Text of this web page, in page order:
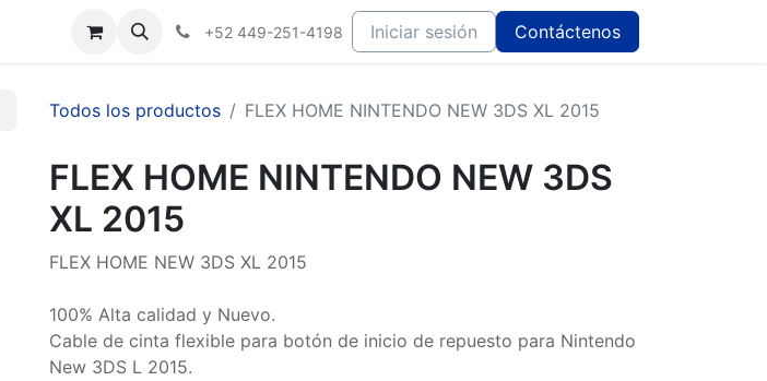
+52 449-251-4198 Iniciar sesión Contáctenos
Todos los productos FLEX HOME NINTENDO NEW 3DS XL 2015
FLEX HOME NINTENDO NEW 3DS
XL 2015
FLEX HOME NEW 3DS XL 2015
100% Alta calidad y Nuevo.
Cable de cinta flexible para botón de inicio de repuesto para Nintendo
New 3DS L 2015.